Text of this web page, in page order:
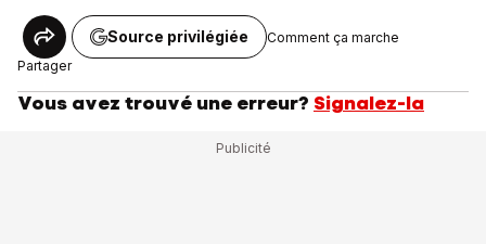
Partager
Source privilégiée Comment ça marche
Vous avez trouvé une erreur? Signalez-la